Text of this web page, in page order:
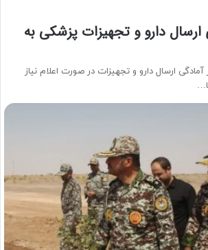
ارسال دارو و تجهیزات پزشکی به
ارسال دارو و تجهیزات در صورت اعلام نیاز